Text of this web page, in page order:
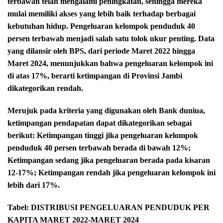
mulai memiliki akses yang lebih baik terhadap berbagai
kebutuhan hidup. Pengeluaran kelompok penduduk 40
persen terbawah menjadi salah satu tolok ukur penting. Data
yang dilansir oleh BPS, dari periode Maret 2022 hingga
Maret 2024, menunjukkan bahwa pengeluaran kelompok ini
di atas 17%, berarti ketimpangan di Provinsi Jambi
dikategorikan rendah.
Merujuk pada kriteria yang digunakan oleh Bank duniua,
ketimpangan pendapatan dapat dikategorikan sebagai
berikut: Ketimpangan tinggi jika pengeluaran kelompok
penduduk 40 persen terbawah berada di bawah 12%;
Ketimpangan sedang jika pengeluaran berada pada kisaran
12-17%; Ketimpangan rendah jika pengeluaran kelompok ini
lebih dari 17%.
Tabel: DISTRIBUSI PENGELUARAN PENDUDUK PER
KAPITA MARET 2022-MARET 2024